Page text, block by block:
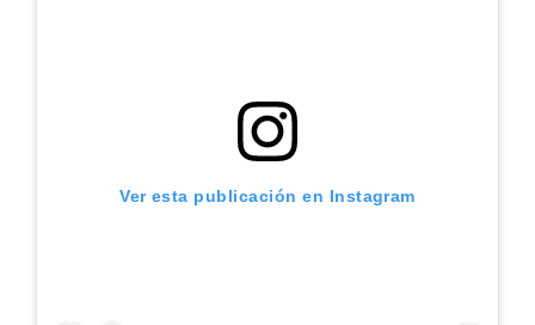
Ver esta publicación en Instagram